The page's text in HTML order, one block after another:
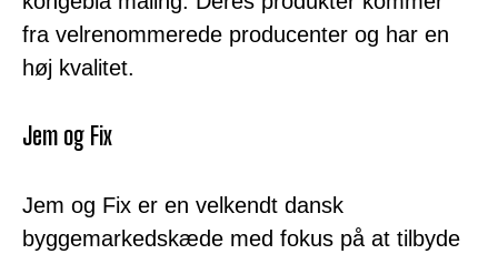
fra velrenommerede producenter og har en
høj kvalitet.
Jem og Fix
Jem og Fix er en velkendt dansk
byggemarkedskæde med fokus på at tilbyde